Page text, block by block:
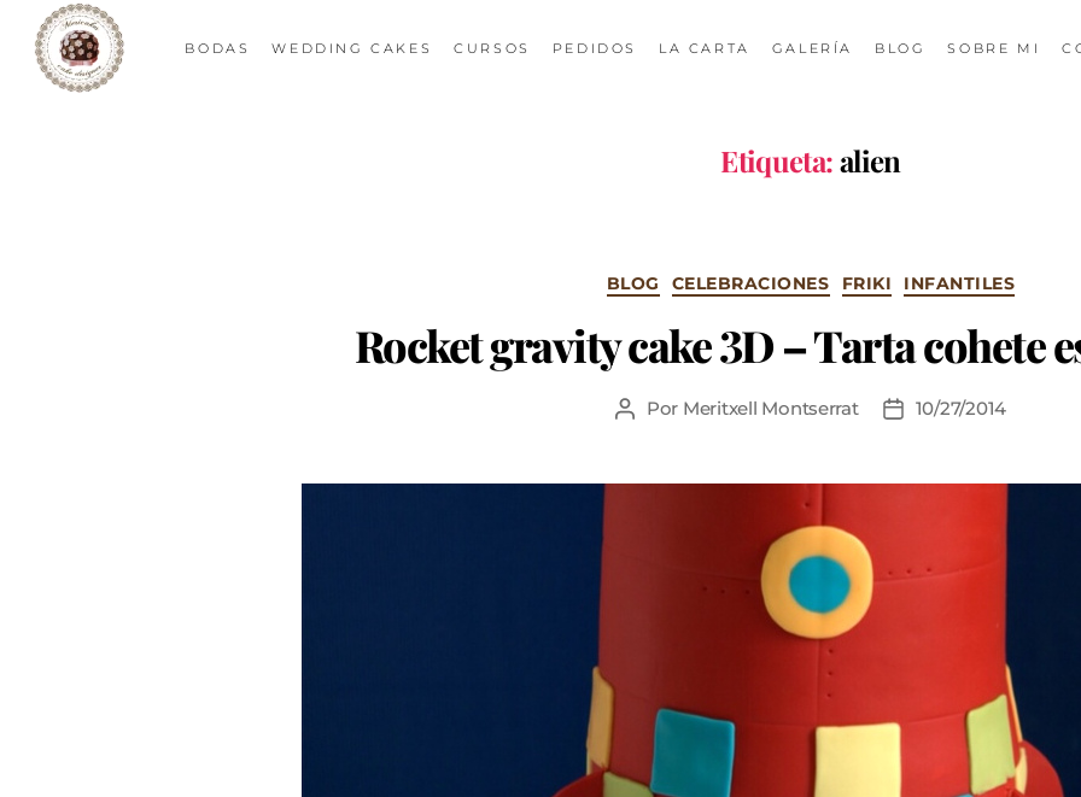
BODAS WEDDING CAKES CURSOS PEDIDOS LA CARTA GALERÍA BLOG SOBRE MI
Etiqueta:alien
BLOG CELEBRACIONES FRIKI INFANTILES
Rocket gravity cake 3D – Tarta cohete
Por Meritxell Montserrat 10/27/2014